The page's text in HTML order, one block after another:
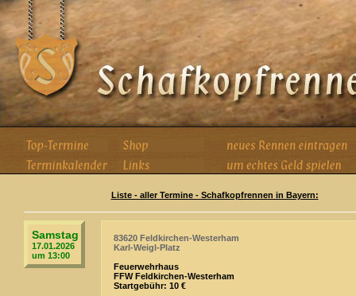
Liste - aller Termine - Schafkopfrennen in Bayern:
Samstag
17.01.2026
um 13:00
83620 Feldkirchen-Westerham
Karl-Weigl-Platz
Feuerwehrhaus
FFW Feldkirchen-Westerham
Startgebühr: 10 €